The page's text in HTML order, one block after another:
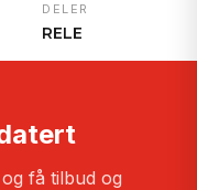
DELER
RELE
få tilbud og